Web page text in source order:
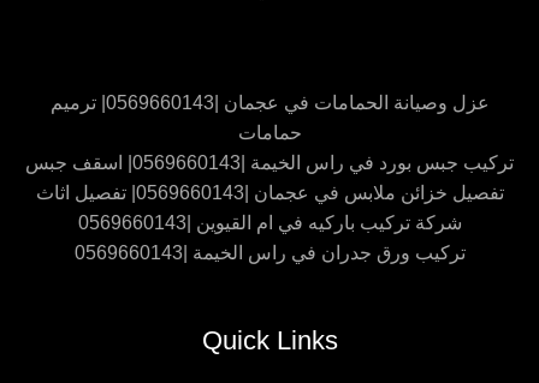
عزل وصيانة الحمامات في عجمان |0569660143| ترميم
حمامات
تركيب جبس بورد في راس الخيمة |0569660143| اسقف جبس
تفصيل خزائن ملابس في عجمان |0569660143| تفصيل اثاث
شركة تركيب باركيه في ام القيوين |0569660143
تركيب ورق جدران في راس الخيمة |0569660143
Quick Links